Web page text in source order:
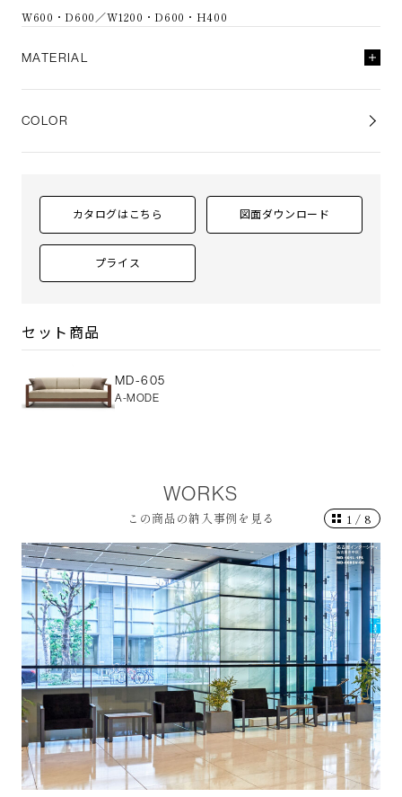
W600・D600／W1200・D600・H400
MATERIAL
ウォールナット無垢材（D-1）／チーク無垢材（D-1）
ポリウレタン塗装 + 抗菌トップコート
（アルミシルバー・ヴィンテージブラック）
COLOR
カタログはこちら 図面ダウンロード
プライス
セット商品
MD-605
A-MODE
WORKS
この商品の納入事例を見る 1 / 8